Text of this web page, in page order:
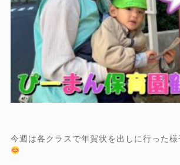
今週は各クラスで年賀状を出しに行った